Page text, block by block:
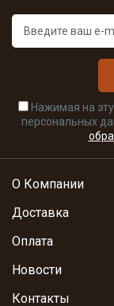
Нажимая на
персональных
О Компании
Доставка
Оплата
Новости
Контакты